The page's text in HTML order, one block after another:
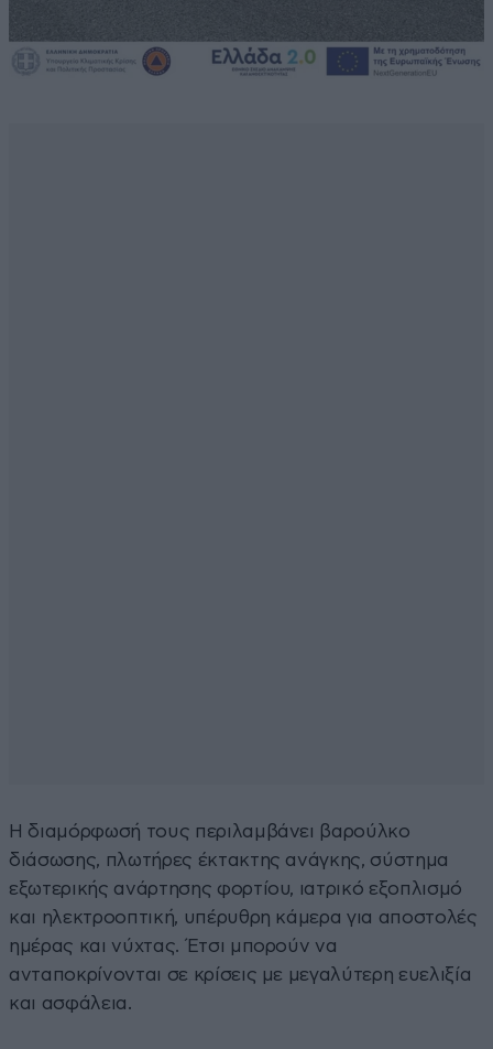
Η διαμόρφωσή τους περιλαμβάνει βαρούλκο
διάσωσης, πλωτήρες έκτακτης ανάγκης, σύστημα
εξωτερικής ανάρτησης φορτίου, ιατρικό εξοπλισμό
και ηλεκτροοπτική, υπέρυθρη κάμερα για αποστολές
ημέρας και νύχτας. Έτσι μπορούν να
ανταποκρίνονται σε κρίσεις με μεγαλύτερη ευελιξία
και ασφάλεια.